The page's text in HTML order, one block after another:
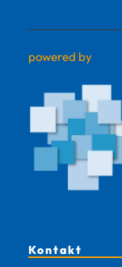
powered by
Kontakt